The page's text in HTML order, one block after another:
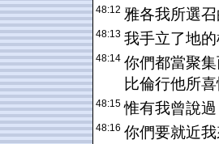
48:12 雅各我所選
48:13 我手立了地
48:14 你們都當聚
比倫行他所
48:15 惟有我曾說
48:16 你們要就近